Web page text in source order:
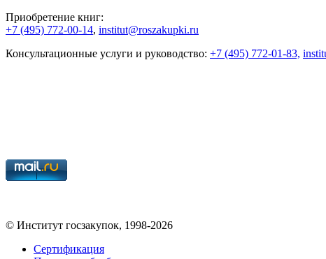
Приобретение книг:
+7 (495) 772-00-14, institut@roszakupki.ru
Консультационные услуги и руководство: +7 (495) 772-01-83,
© Институт госзакупок, 1998-2026
Сертификация